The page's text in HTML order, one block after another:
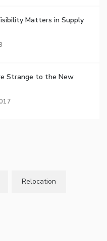
Matters in Supply
Strange to the New
Relocation